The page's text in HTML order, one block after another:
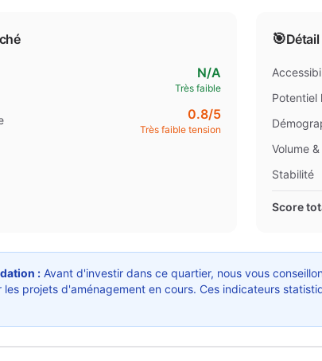
N/A
Très faible
0.8/5
Très faible tension
🎯
Potentiel
Volume
Stabilité
Score
: Avant d'investir dans ce quartier, nous vous
les projets d'aménagement en cours. Ces indicateurs